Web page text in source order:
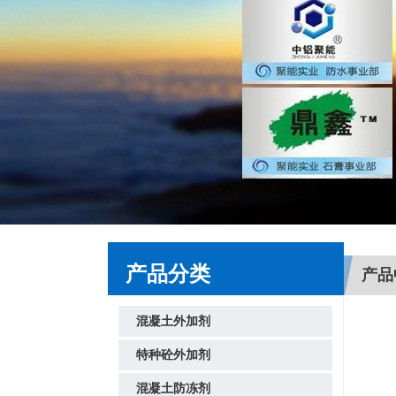
产品分类
混凝土外加剂
特种砼外加剂
混凝土防冻剂
产